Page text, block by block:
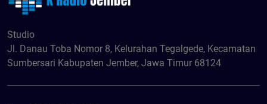
Studio
Jl. Danau Toba Nomor 8, Kelurahan Tegalgede, Kecamatan
Sumbersari Kabupaten Jember, Jawa Timur 68124